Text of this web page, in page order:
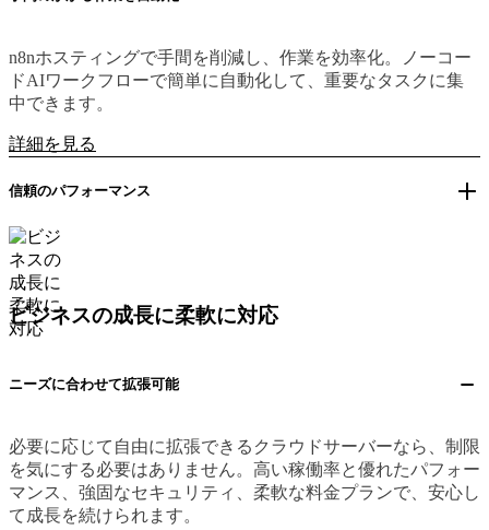
n8nホスティングで手間を削減し、作業を効率化。ノーコー
ドAIワークフローで簡単に自動化して、重要なタスクに集
中できます。
詳細を見る
信頼のパフォーマンス
ビジネスの成長に柔軟に対応
ニーズに合わせて拡張可能
必要に応じて自由に拡張できるクラウドサーバーなら、制限
を気にする必要はありません。高い稼働率と優れたパフォー
マンス、強固なセキュリティ、柔軟な料金プランで、安心し
て成長を続けられます。